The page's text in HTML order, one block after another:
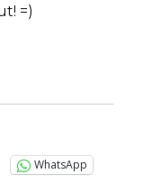
=)
WhatsApp